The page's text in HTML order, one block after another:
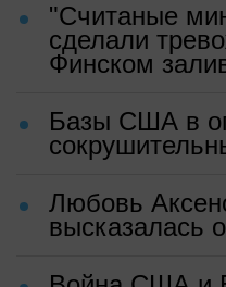
"Считаные
сделали
Финском
Базы США в
Любовь
высказалась